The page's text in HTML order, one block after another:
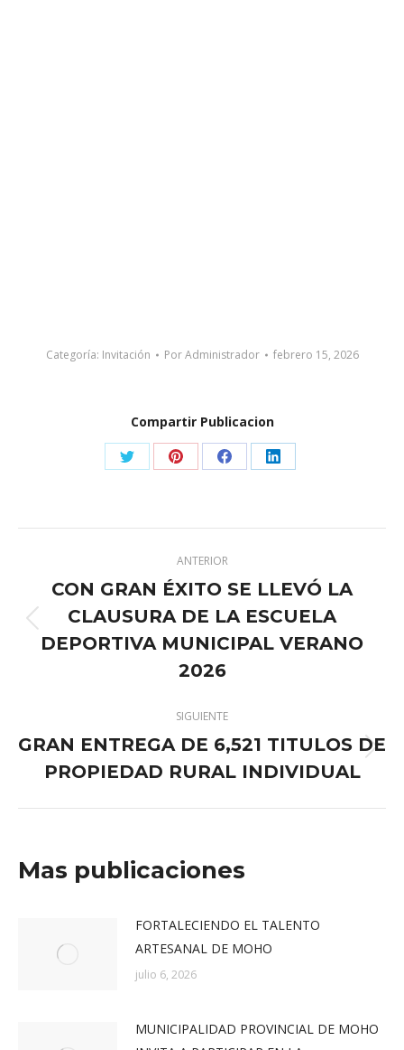
Categoría: Invitación PorAdministrador febrero 15, 2026
Compartir Publicacion
Share
X
Share
Pinterest
Share
Facebook
Share
LinkedIn
entre
publicaciones
ANTERIOR
Publicación
anterior:
CON GRAN ÉXITO SE LLEVÓ LA
CLAUSURA DE LA ESCUELA
DEPORTIVA MUNICIPAL VERANO
2026
SIGUIENTE
Publicación
siguiente:
GRAN ENTREGA DE 6,521 TITULOS DE
PROPIEDAD RURAL INDIVIDUAL
Mas publicaciones
FORTALECIENDO EL TALENTO
ARTESANAL DE MOHO
julio 6, 2026
MUNICIPALIDAD PROVINCIAL DE MOHO